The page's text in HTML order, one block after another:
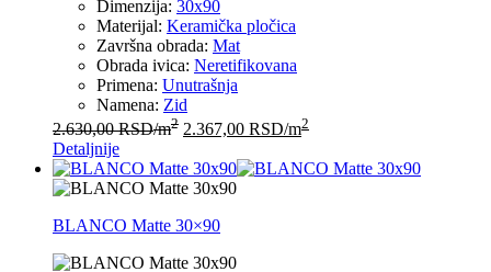
Dimenzija: 30x90
Materijal: Keramička pločica
Završna obrada: Mat
Obrada ivica: Neretifikovana
Primena: Unutrašnja
Namena: Zid
2.630,00RSD/m2 2.367,00 RSD/m2
Detaljnije
BLANCO Matte 30×90